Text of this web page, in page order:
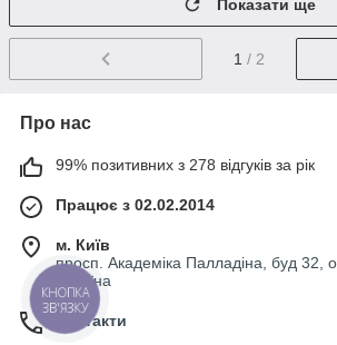
Показати ще
1 / 2
Про нас
99% позитивних з 278 відгуків за рік
Працює з 02.02.2014
м. Київ
просп. Академіка Палладіна, буд 32,
Україна
Контакти
КНОПКА
ЗВ'ЯЗКУ